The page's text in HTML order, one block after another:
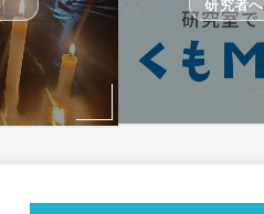
研究者